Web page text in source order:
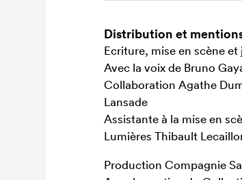
Distribution et
Ecriture, mise en scène et
Avec la voix de Bruno
Collaboration Agathe
Lansade
Assistante à la mise en
Lumières Thibault
Production Compagnie